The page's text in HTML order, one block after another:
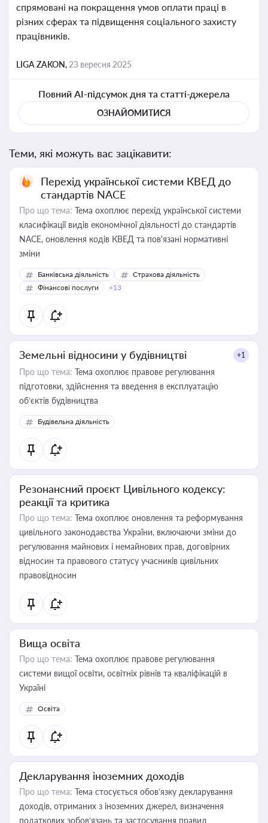
спрямовані на покращення умов оплати праці в
різних сферах та підвищення соціального захисту
працівників.
LIGA ZAKON, 23 вересня 2025
Повний AI-підсумок дня та статті-джерела
ОЗНАЙОМИТИСЯ
Теми, які можуть вас зацікавити:
Перехід української системи КВЕД до
стандартів NACE
Про що тема: Тема охоплює перехід української системи
класифікації видів економічної діяльності до стандартів
NACE, оновлення кодів КВЕД та пов'язані нормативні
зміни
Банківська діяльність
Страхова діяльність
Фінансові послуги
+13
Земельні відносини у будівництві +1
Про що тема: Тема охоплює правове регулювання
підготовки, здійснення та введення в експлуатацію
об’єктів будівництва
Будівельна діяльність
Резонансний проєкт Цивільного кодексу:
реакції та критика
Про що тема: Тема охоплює оновлення та реформування
цивільного законодавства України, включаючи зміни до
регулювання майнових і немайнових прав, договірних
відносин та правового статусу учасників цивільних
правовідносин
Вища освіта
Про що тема: Тема охоплює правове регулювання
системи вищої освіти, освітніх рівнів та кваліфікацій в
Україні
Освіта
Декларування іноземних доходів
Про що тема: Тема стосується обов’язку декларування
доходів, отриманих з іноземних джерел, визначення
податкових зобов’язань та застосування правил